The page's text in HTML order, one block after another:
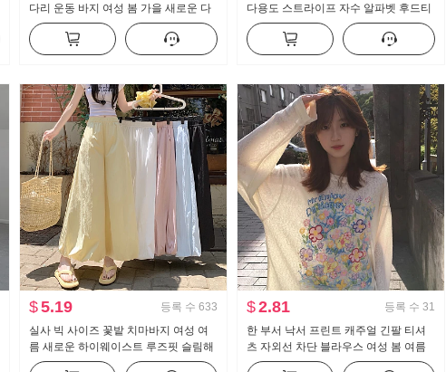
다리 운동 바지 여성 봄 가을 새로운 다
용도 스트라이프 캐주얼 바닥 청소 바지
다용도 스트라이프 자수 알파벳 후드티
재킷
$5.19 등록 수 633
실사 빅 사이즈 꽃밭 치마바지 여성 여
름 새로운 하이웨이스트 루즈핏 슬림해
보이는 도루 센스 배기 바지 캐주얼 와
$2.81 등록 수 31
한 부서 낙서 프린트 캐주얼 긴팔 티셔
츠 자외선 차단 블라우스 여성 봄 여름
루즈핏 느긋한 차가운 센스 라운드 넥